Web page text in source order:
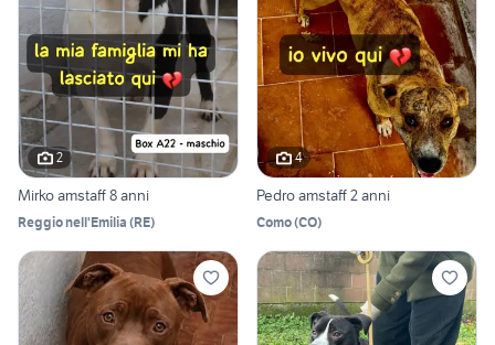
2
Mirko amstaff 8 anni
Reggio nell'Emilia (RE)
4
Pedro amstaff 2 anni
Como(CO)